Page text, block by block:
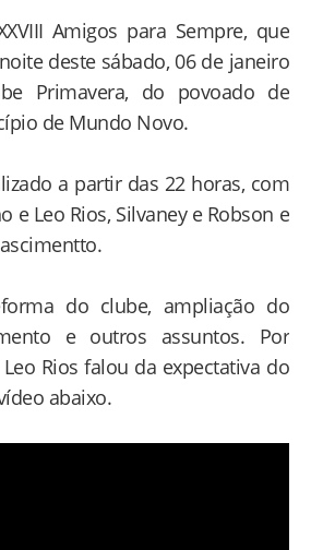
Amigos para Sempre, que
deste sábado, 06 de janeiro
Primavera, do povoado de
de Mundo Novo.
a partir das 22 horas, com
e Leo Rios, Silvaney e Robson e
do clube, ampliação do
e outros assuntos. Por
Rios falou da expectativa do
abaixo.